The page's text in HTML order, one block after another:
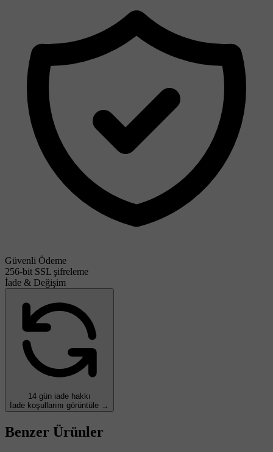
Güvenli Ödeme
256-bit SSL şifreleme
İade & Değişim
14 gün iade hakkı
İade koşullarını görüntüle →
Benzer Ürünler